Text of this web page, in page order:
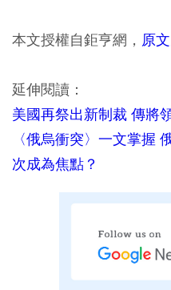
本文授權自鉅亨網， 原
延伸閱讀：
美國再祭出新制裁 傳將
〈俄烏衝突〉一文掌握
次成為焦點？